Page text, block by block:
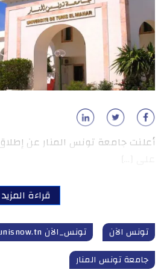
أعلنت جامعة تونس المنار عن
قراءة المزيد
تونس الآن
تونس_الآن tunisnow.tn
جامعة تونس المنار